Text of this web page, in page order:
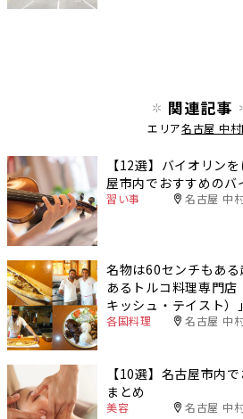
関連記事
エリア名古屋 中
【12選】バイオリン
屋市内でおすすめのバ
習い事 名古屋 中
名物は60センチもあ
あるトルコ料理専門
キッシュ・テイスト）」
各国料理 名古屋 中
【10選】名古屋市内
まとめ
美容 名古屋 中